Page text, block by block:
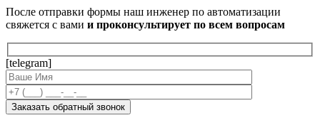
После отправки формы наш инженер по автоматизации
свяжется с вами и проконсультирует по всем вопросам
[telegram]